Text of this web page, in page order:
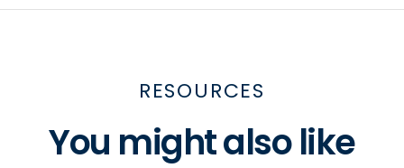
RESOURCES
You might also like